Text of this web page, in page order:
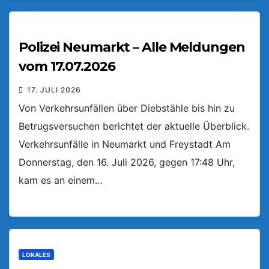
Polizei Neumarkt – Alle Meldungen
vom 17.07.2026
17. JULI 2026
Von Verkehrsunfällen über Diebstähle bis hin zu
Betrugsversuchen berichtet der aktuelle Überblick.
Verkehrsunfälle in Neumarkt und Freystadt Am
Donnerstag, den 16. Juli 2026, gegen 17:48 Uhr,
kam es an einem…
LOKALES